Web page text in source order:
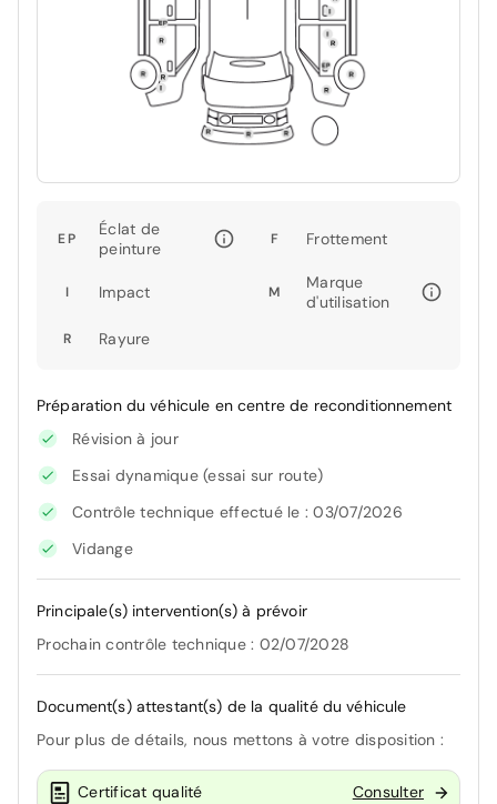
EP
Éclat de
peinture
F Frottement
I Impact M
Marque
d'utilisation
R Rayure
Préparation du véhicule en centre de reconditionnement
Révision à jour
Essai dynamique (essai sur route)
Contrôle technique effectué le : 03/07/2026
Vidange
Principale(s) intervention(s) à prévoir
Prochain contrôle technique : 02/07/2028
Document(s) attestant(s) de la qualité du véhicule
Pour plus de détails, nous mettons à votre disposition :
Certificat qualité Consulter